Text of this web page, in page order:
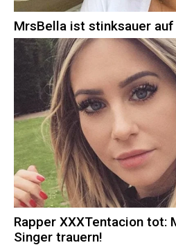
MrsBella ist stinksauer auf
Rapper XXXTentacion tot:
Singer trauern!